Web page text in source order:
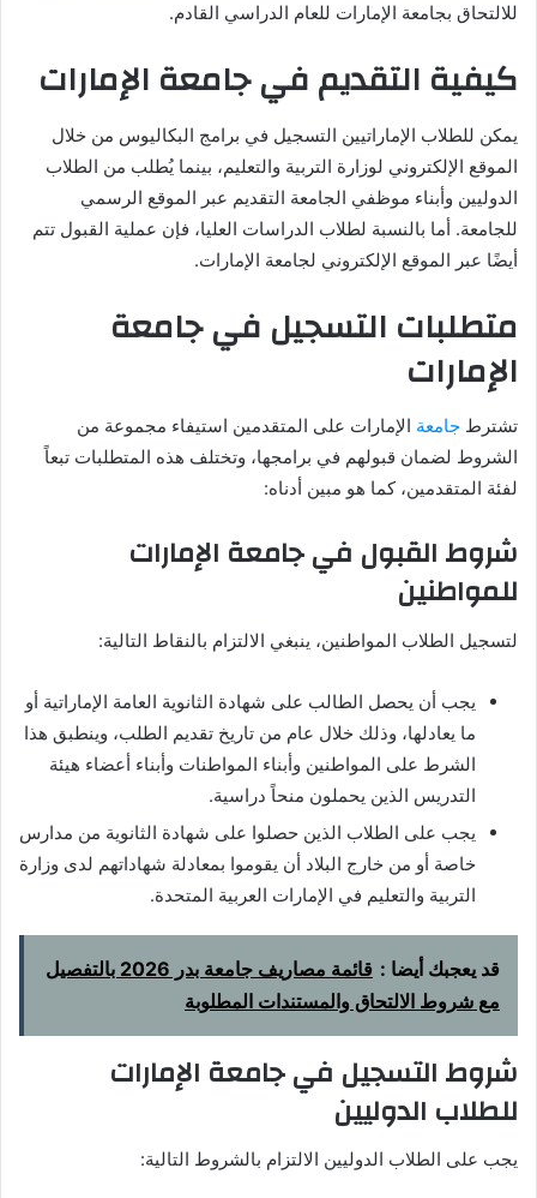
للالتحاق بجامعة الإمارات للعام الدراسي القادم.
كيفية التقديم في جامعة الإمارات
يمكن للطلاب الإماراتيين التسجيل في برامج البكاليوس من خلال
الموقع الإلكتروني لوزارة التربية والتعليم، بينما يُطلب من الطلاب
الدوليين وأبناء موظفي الجامعة التقديم عبر الموقع الرسمي
للجامعة. أما بالنسبة لطلاب الدراسات العليا، فإن عملية القبول تتم
أيضًا عبر الموقع الإلكتروني لجامعة الإمارات.
متطلبات التسجيل في جامعة
الإمارات
تشترط جامعة الإمارات على المتقدمين استيفاء مجموعة من
الشروط لضمان قبولهم في برامجها، وتختلف هذه المتطلبات تبعاً
لفئة المتقدمين، كما هو مبين أدناه:
شروط القبول في جامعة الإمارات
للمواطنين
لتسجيل الطلاب المواطنين، ينبغي الالتزام بالنقاط التالية:
يجب أن يحصل الطالب على شهادة الثانوية العامة الإماراتية أو
ما يعادلها، وذلك خلال عام من تاريخ تقديم الطلب، وينطبق هذا
الشرط على المواطنين وأبناء المواطنات وأبناء أعضاء هيئة
التدريس الذين يحملون منحاً دراسية.
يجب على الطلاب الذين حصلوا على شهادة الثانوية من مدارس
خاصة أو من خارج البلاد أن يقوموا بمعادلة شهاداتهم لدى وزارة
التربية والتعليم في الإمارات العربية المتحدة.
قد يعجبك أيضا :
قائمة مصاريف جامعة بدر 2026 بالتفصيل
مع شروط الالتحاق والمستندات المطلوبة
شروط التسجيل في جامعة الإمارات
للطلاب الدوليين
يجب على الطلاب الدوليين الالتزام بالشروط التالية: